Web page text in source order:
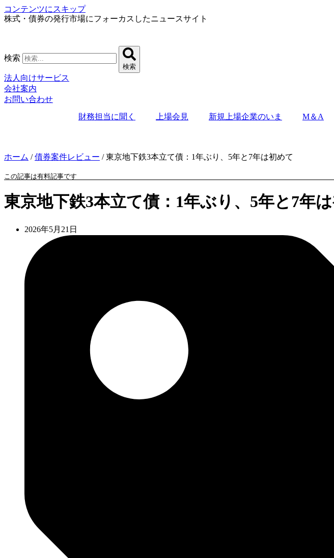
コンテンツにスキップ
株式・債券の発行市場にフォーカスしたニュースサイト
検索
検索
法人向けサービス
会社案内
お問い合わせ
財務担当に聞く
上場会見 新規上場企業のいま M＆A
ホーム /債券案件レビュー /東京地下鉄3本立て債：1年ぶり、5年と7年は初めて
この記事は有料記事です
東京地下鉄3本立て債：1年ぶり、5年と7年
2026年5月21日